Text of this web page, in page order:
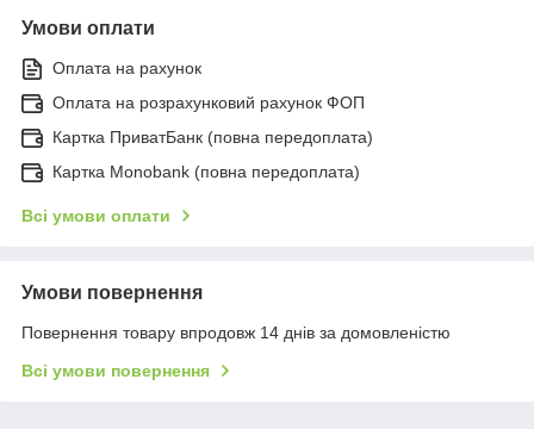
Умови оплати
Оплата на рахунок
Оплата на розрахунковий рахунок ФОП
Картка ПриватБанк (повна передоплата)
Картка Monobank (повна передоплата)
Всі умови оплати
Умови повернення
Повернення товару впродовж 14 днів за домовленістю
Всі умови повернення